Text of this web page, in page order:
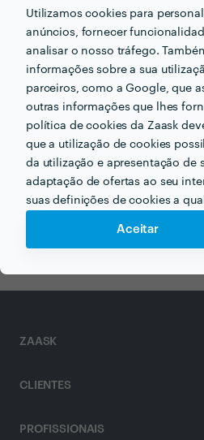
Utilizamos cookies para
anúncios, fornecer
analisar o nosso tráfego.
informações sobre a sua
parceiros, como a Google, que
outras informações que lhes
política de cookies da Zaask
que a utilização de cookies
da utilização e apresentação de
adaptação de ofertas ao seu
suas definições de cookies a
Aceitar
Receba várias propostas
Cristina Barrocasem
Outros serviços proporcionados
Aulas de Inglês em setubal
Aulas de Português em setubal
ZAASK
CLIENTES
PROFISSIONAIS